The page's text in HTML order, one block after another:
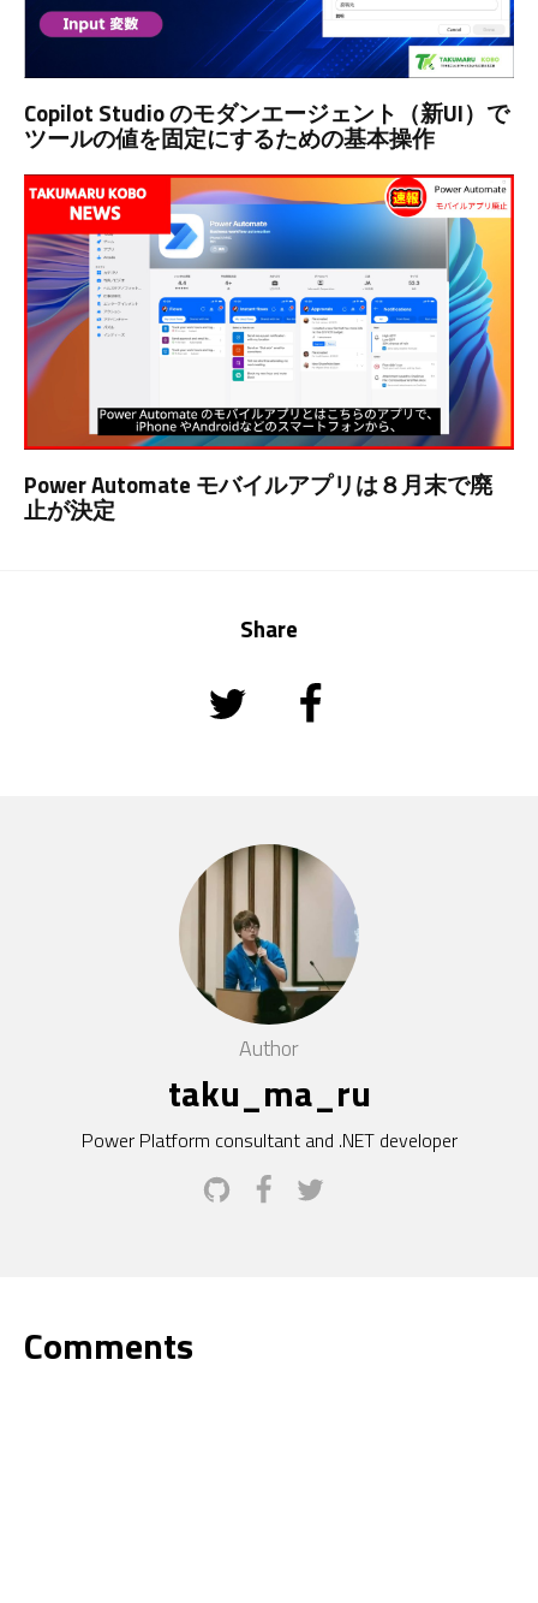
Copilot Studio のモダンエージェント（新UI）で
ツールの値を固定にするための基本操作
Power Automate モバイルアプリは８月末で廃
止が決定
Share
Author
taku_ma_ru
Power Platform consultant and .NET developer
Comments